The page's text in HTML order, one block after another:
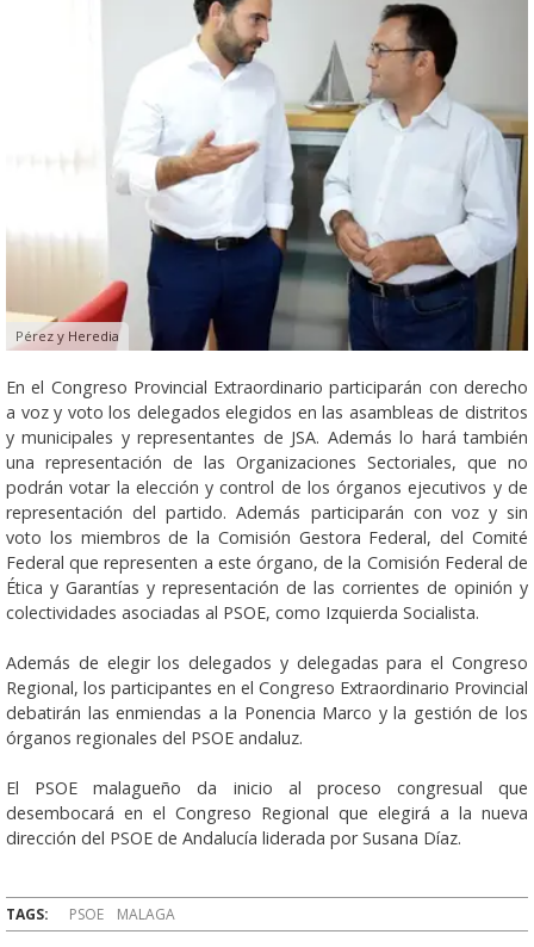
Pérez y Heredia
En el Congreso Provincial Extraordinario participarán con derecho
a voz y voto los delegados elegidos en las asambleas de distritos
y municipales y representantes de JSA. Además lo hará también
una representación de las Organizaciones Sectoriales, que no
podrán votar la elección y control de los órganos ejecutivos y de
representación del partido. Además participarán con voz y sin
voto los miembros de la Comisión Gestora Federal, del Comité
Federal que representen a este órgano, de la Comisión Federal de
Ética y Garantías y representación de las corrientes de opinión y
colectividades asociadas al PSOE, como Izquierda Socialista.
Además de elegir los delegados y delegadas para el Congreso
Regional, los participantes en el Congreso Extraordinario Provincial
debatirán las enmiendas a la Ponencia Marco y la gestión de los
órganos regionales del PSOE andaluz.
El PSOE malagueño da inicio al proceso congresual que
desembocará en el Congreso Regional que elegirá a la nueva
dirección del PSOE de Andalucía liderada por Susana Díaz.
TAGS: PSOE MALAGA